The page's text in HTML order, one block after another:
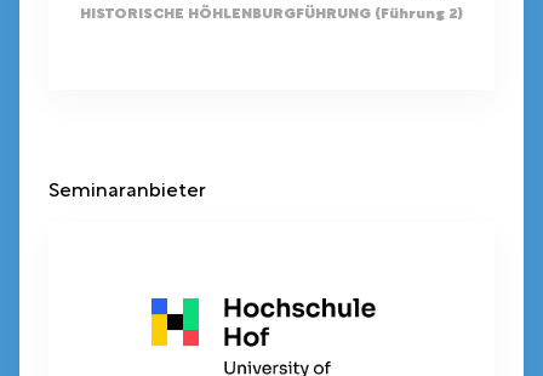
HISTORISCHE HÖHLENBURGFÜHRUNG (Führung 2)
Seminaranbieter